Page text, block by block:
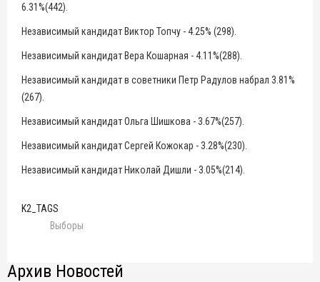
6.31%(442).
Независимый кандидат Виктор Топчу - 4.25% (298).
Независимый кандидат Вера Кошарная - 4.11%(288).
Независимый кандидат в советники Петр Радулов набрал 3.81%
(267).
Независимый кандидат Ольга Шишкова - 3.67%(257).
Независимый кандидат Сергей Кожокар - 3.28%(230).
Независимый кандидат Николай Дишли - 3.05%(214).
K2_TAGS
Выборы
Архив Новостей